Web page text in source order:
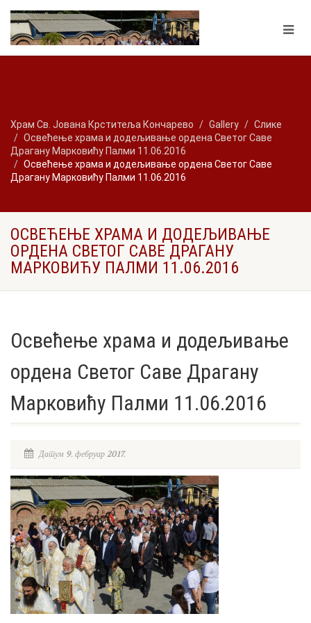
Храм Св. Јована Крститеља Кончарево Gallery
Слике
Освећење храма и додељивање ордена Светог Саве
Драгану Марковићу Палми 11.06.2016
Освећење храма и додељивање ордена Светог Саве
Драгану Марковићу Палми 11.06.2016
ОСВЕЋЕЊЕ ХРАМА И ДОДЕЉИВАЊЕ
ОРДЕНА СВЕТОГ САВЕ ДРАГАНУ
МАРКОВИЋУ ПАЛМИ 11.06.2016
Освећење храма и додељивање
ордена Светог Саве Драгану
Марковићу Палми 11.06.2016
Датум 9. фебруар 2017.